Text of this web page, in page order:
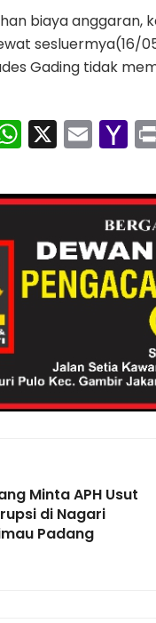
biaya anggaran,
Gading tidak
W
a
ts
A
p
p
X E
ai
l
Y
h
o
o
M
ai
Minta APH Usut
di Nagari
Padang